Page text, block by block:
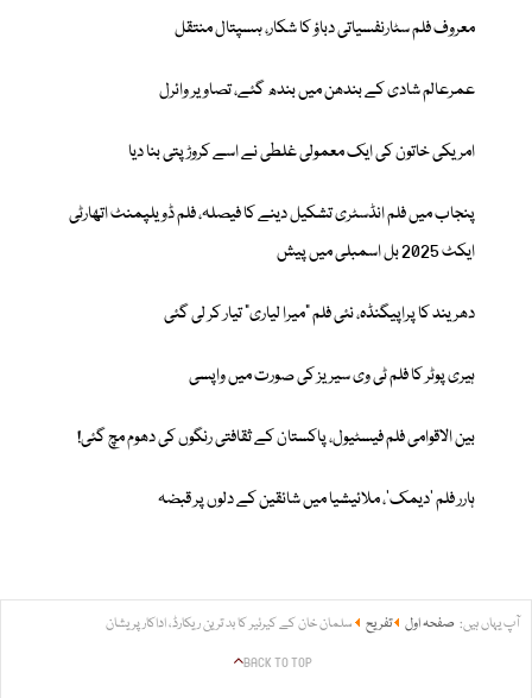
معروف فلم سٹارنفسیاتی دباؤ کا شکار، ہسپتال منتقل
عمرعالم شادی کے بندھن میں بندھ گئے، تصاویر وائرل
امریکی خاتون کی ایک معمولی غلطی نے اسے کروڑپتی بنا دیا
پنجاب میں فلم انڈسٹری تشکیل دینے کا فیصلہ، فلم ڈویلپمنٹ اتھارٹی
ایکٹ 2025 بل اسمبلی میں پیش
دھریند کا پراپیگنڈہ، نئی فلم "میرا لیاری" تیار کر لی گئی
ہیری پوٹر کا فلم ٹی وی سیریز کی صورت میں واپسی
بین الاقوامی فلم فیسٹیول، پاکستان کے ثقافتی رنگوں کی دھوم مچ گئی!
ہارر فلم ’دیمک‘، ملائیشیا میں شائقین کے دلوں پر قبضہ
آپ یہاں ہیں: صفحہ اول تفریح سلمان خان کے کیرئیر کا بد ترین ریکارڈ، اداکار پریشان
BACK TO TOP